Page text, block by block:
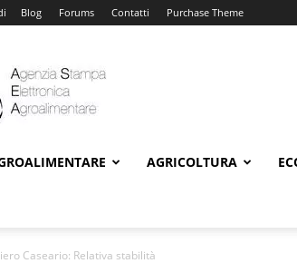
Blog Forums Contatti Purchase Theme
AGRICOLTURA
Caseario: Relativa stabilità